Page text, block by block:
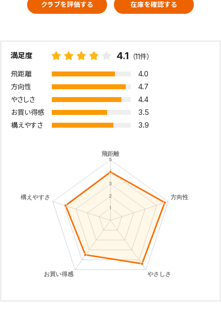
クラブを評価する 在庫を確認する
満足度 4.1 （11件）
飛距離 4.0
方向性 4.7
やさしさ 4.4
お買い得感 3.5
構えやすさ 3.9